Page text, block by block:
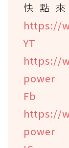
快點
https://
YT
https://
power
https://
power